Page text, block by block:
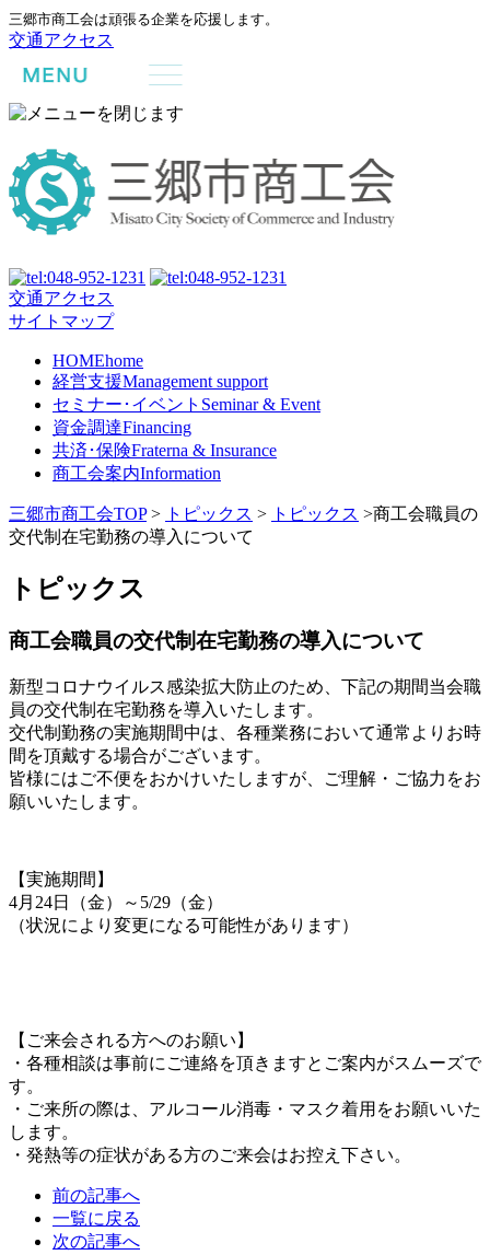
三郷市商工会は頑張る企業を応援します。
交通アクセス
交通アクセス
サイトマップ
HOMEhome
経営支援Management support
セミナー･イベント Seminar & Event
資金調達Financing
共済･保険Fraterna & Insurance
商工会案内Information
三郷市商工会TOP> トピックス > トピックス >商工会職員の
交代制在宅勤務の導入について
トピックス
商工会職員の交代制在宅勤務の導入について
新型コロナウイルス感染拡大防止のため、下記の期間当会職
員の交代制在宅勤務を導入いたします。
交代制勤務の実施期間中は、各種業務において通常よりお時
間を頂戴する場合がございます。
皆様にはご不便をおかけいたしますが、ご理解・ご協力をお
願いいたします。
【実施期間】
4月24日（金）～5/29（金）
（状況により変更になる可能性があります）
【ご来会される方へのお願い】
・各種相談は事前にご連絡を頂きますとご案内がスムーズで
す。
・ご来所の際は、アルコール消毒・マスク着用をお願いいた
します。
・発熱等の症状がある方のご来会はお控え下さい。
前の記事へ
一覧に戻る
次の記事へ